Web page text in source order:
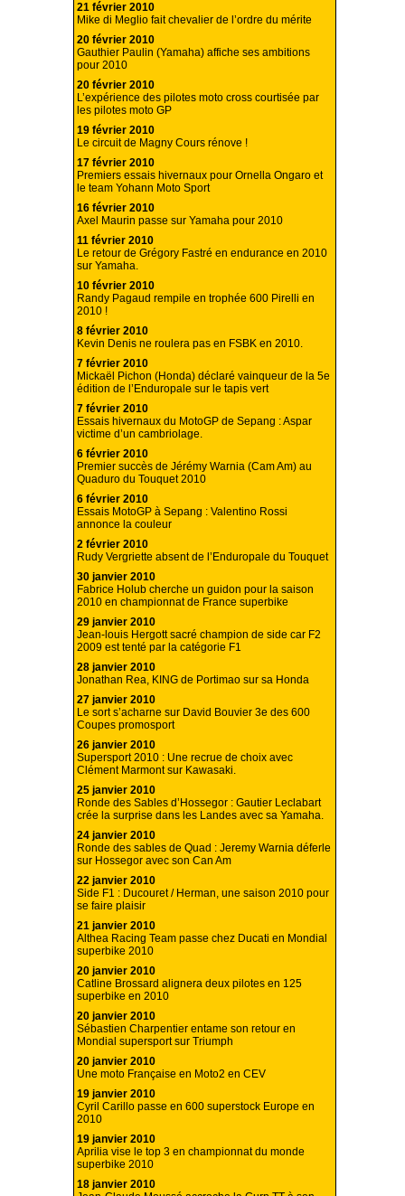
21 février 2010
Mike di Meglio fait chevalier de l’ordre du mérite
20 février 2010
Gauthier Paulin (Yamaha) affiche ses ambitions
pour 2010
20 février 2010
L’expérience des pilotes moto cross courtisée par
les pilotes moto GP
19 février 2010
Le circuit de Magny Cours rénove !
17 février 2010
Premiers essais hivernaux pour Ornella Ongaro et
le team Yohann Moto Sport
16 février 2010
Axel Maurin passe sur Yamaha pour 2010
11 février 2010
Le retour de Grégory Fastré en endurance en 2010
sur Yamaha.
10 février 2010
Randy Pagaud rempile en trophée 600 Pirelli en
2010 !
8 février 2010
Kevin Denis ne roulera pas en FSBK en 2010.
7 février 2010
Mickaël Pichon (Honda) déclaré vainqueur de la 5e
édition de l’Enduropale sur le tapis vert
7 février 2010
Essais hivernaux du MotoGP de Sepang : Aspar
victime d’un cambriolage.
6 février 2010
Premier succès de Jérémy Warnia (Cam Am) au
Quaduro du Touquet 2010
6 février 2010
Essais MotoGP à Sepang : Valentino Rossi
annonce la couleur
2 février 2010
Rudy Vergriette absent de l’Enduropale du Touquet
30 janvier 2010
Fabrice Holub cherche un guidon pour la saison
2010 en championnat de France superbike
29 janvier 2010
Jean-louis Hergott sacré champion de side car F2
2009 est tenté par la catégorie F1
28 janvier 2010
Jonathan Rea, KING de Portimao sur sa Honda
27 janvier 2010
Le sort s’acharne sur David Bouvier 3e des 600
Coupes promosport
26 janvier 2010
Supersport 2010 : Une recrue de choix avec
Clément Marmont sur Kawasaki.
25 janvier 2010
Ronde des Sables d’Hossegor : Gautier Leclabart
crée la surprise dans les Landes avec sa Yamaha.
24 janvier 2010
Ronde des sables de Quad : Jeremy Warnia déferle
sur Hossegor avec son Can Am
22 janvier 2010
Side F1 : Ducouret / Herman, une saison 2010 pour
se faire plaisir
21 janvier 2010
Althea Racing Team passe chez Ducati en Mondial
superbike 2010
20 janvier 2010
Catline Brossard alignera deux pilotes en 125
superbike en 2010
20 janvier 2010
Sébastien Charpentier entame son retour en
Mondial supersport sur Triumph
20 janvier 2010
Une moto Française en Moto2 en CEV
19 janvier 2010
Cyril Carillo passe en 600 superstock Europe en
2010
19 janvier 2010
Aprilia vise le top 3 en championnat du monde
superbike 2010
18 janvier 2010